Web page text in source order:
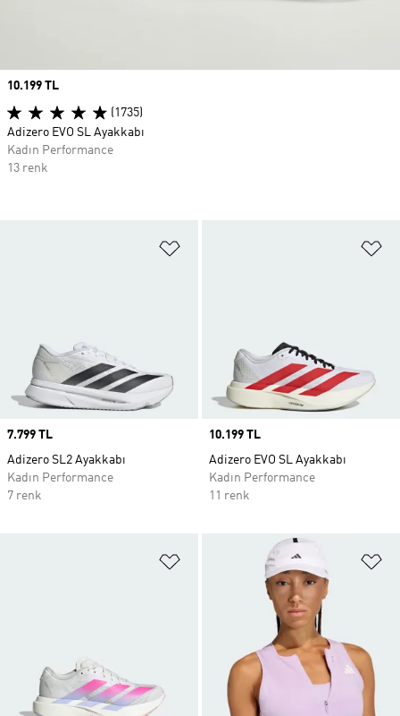
Price
7.799 TL
Adizero SL2 Ayakkabı
Kadın Performance
7 renk
Price
10.199 TL
Adizero EVO SL Ayakkabı
Kadın Performance
11 renk
Favori Listesine Ekle
Price
10.199 TL
(1735)
Adizero EVO SL Ayakkabı
Kadın Performance
13 renk